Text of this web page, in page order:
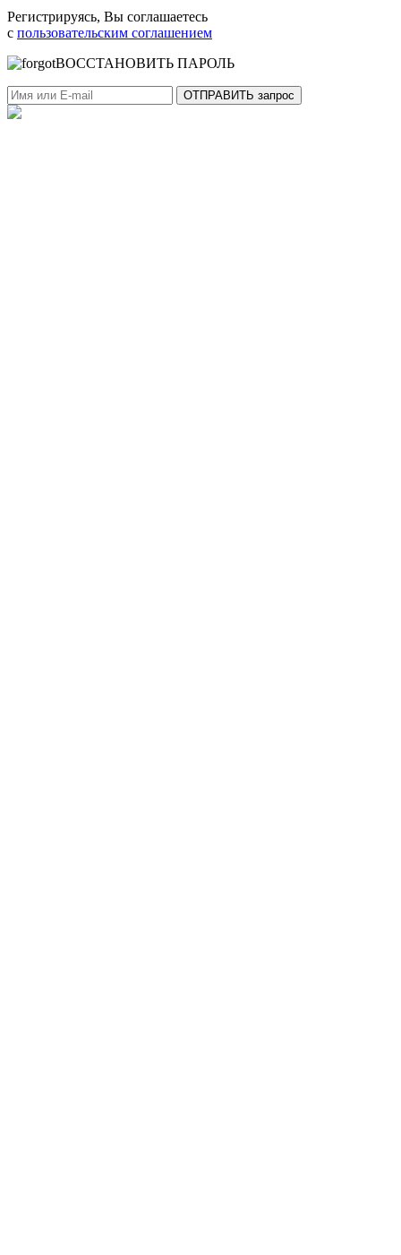
Регистрируясь, Вы соглашаетесь
с пользовательским соглашением
ВОССТАНОВИТЬ ПАРОЛЬ